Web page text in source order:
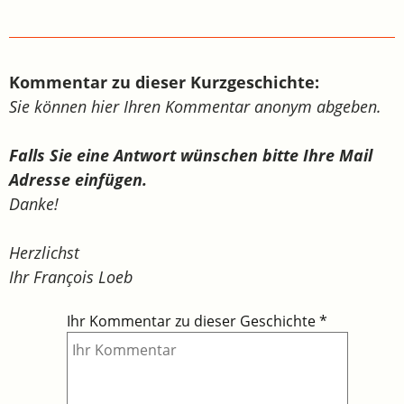
Kommentar zu dieser Kurzgeschichte:
Sie können hier Ihren Kommentar anonym abgeben.
Falls Sie eine Antwort wünschen bitte Ihre Mail
Adresse einfügen.
Danke!
Herzlichst
Ihr François Loeb
Ihr Kommentar zu dieser Geschichte*